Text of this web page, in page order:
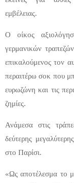
εμβέλειας.
Ο οίκος
γερμανικών
επικαλούμενος τον
περαιτέρω σοκ που
ευρωζώνη και τις
ζημίες.
Ανάμεσα στις
δεύτερης
στο Παρίσι.
«Ως αποτέλεσμα το